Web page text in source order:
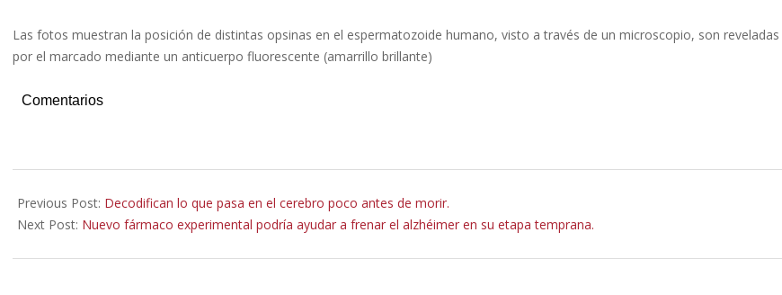
Las fotos muestran la posición de distintas opsinas en el espermatozoide humano, visto a través de un microscopio, son reveladas
por el marcado mediante un anticuerpo fluorescente (amarrillo brillante)
Comentarios
05-
04
Previous Post: Decodifican lo que pasa en el cerebro poco antes de morir.
Next Post: Nuevo fármaco experimental podría ayudar a frenar el alzhéimer en su etapa temprana.